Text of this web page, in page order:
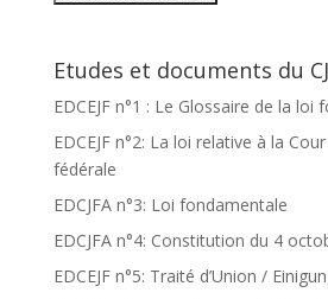
Etudes et documents du
EDCEJF n°1 : Le Glossaire de la loi
EDCEJF n°2: La loi relative à la
fédérale
EDCJFA n°3: Loi fondamentale
EDCJFA n°4: Constitution du 4
EDCEJF n°5: Traité d’Union /